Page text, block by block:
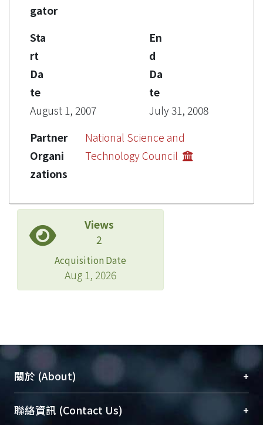
gator
Sta
rt
Da
te
August 1, 2007
En
d
Da
te
July 31, 2008
Partner
Organi
zations
National Science and
Technology Council
Views
2
Acquisition Date
Aug 1, 2026
關於 (About) +
臺大位居世界頂尖大學之列，為永久珍藏及向國際
聯絡資訊 (Contact Us) +